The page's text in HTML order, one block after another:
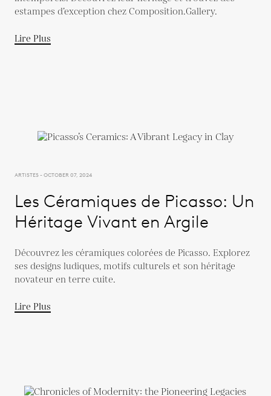
estampes d’exception chez Composition.Gallery.
Lire Plus
ARTISTES - OCTOBER 07, 2024
Les Céramiques de Picasso: Un
Héritage Vivant en Argile
Découvrez les céramiques colorées de Picasso. Explorez
ses designs ludiques, motifs culturels et son héritage
novateur en terre cuite.
Lire Plus